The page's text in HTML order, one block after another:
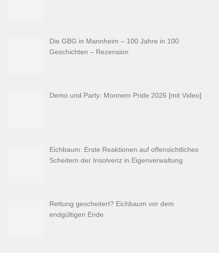
Die GBG in Mannheim – 100 Jahre in 100
Geschichten – Rezension
Demo und Party: Monnem Pride 2026 [mit Video]
Eichbaum: Erste Reaktionen auf offensichtliches
Scheitern der Insolvenz in Eigenverwaltung
Rettung gescheitert? Eichbaum vor dem
endgültigen Ende